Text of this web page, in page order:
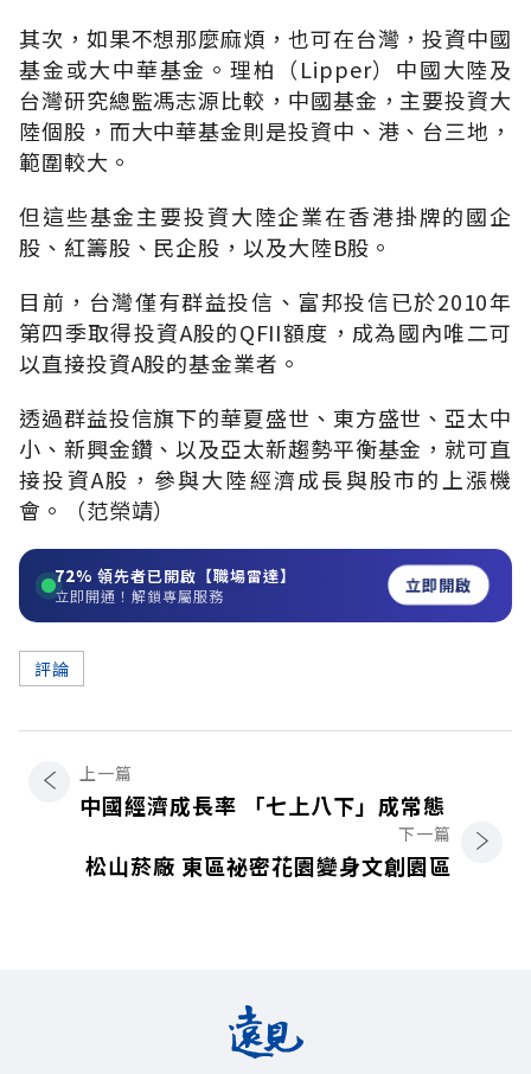
其次，如果不想那麼麻煩，也可在台灣，投資中國
基金或大中華基金。理柏（Lipper）中國大陸及
台灣研究總監馮志源比較，中國基金，主要投資大
陸個股，而大中華基金則是投資中、港、台三地，
範圍較大。
但這些基金主要投資大陸企業在香港掛牌的國企
股、紅籌股、民企股，以及大陸B股。
目前，台灣僅有群益投信、富邦投信已於2010年
第四季取得投資A股的QFII額度，成為國內唯二可
以直接投資A股的基金業者。
透過群益投信旗下的華夏盛世、東方盛世、亞太中
小、新興金鑽、以及亞太新趨勢平衡基金，就可直
接投資A股，參與大陸經濟成長與股市的上漲機
會。（范榮靖）
72% 領先者已開啟【職場雷達】
立即開通！解鎖專屬服務 立即開啟
評論
上一篇
中國經濟成長率 「七上八下」成常態
下一篇
松山菸廠 東區祕密花園變身文創園區